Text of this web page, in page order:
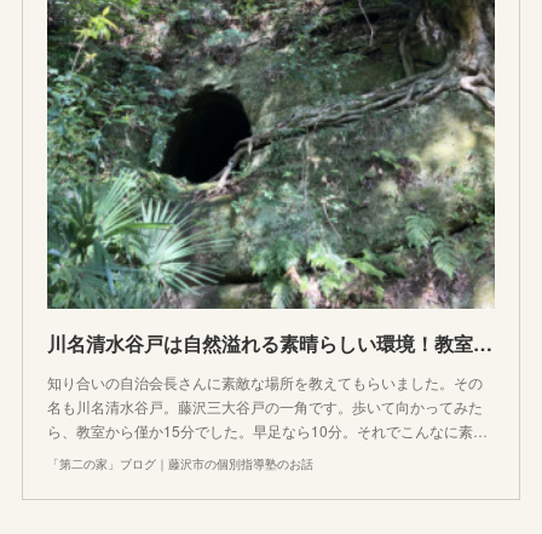
川名清水谷戸は自然溢れる素晴らしい環境！教室から徒歩15分で森の中！
知り合いの自治会長さんに素敵な場所を教えてもらいました。その
名も川名清水谷戸。藤沢三大谷戸の一角です。歩いて向かってみた
ら、教室から僅か15分でした。早足なら10分。それでこんなに素…
「第二の家」ブログ｜藤沢市の個別指導塾のお話